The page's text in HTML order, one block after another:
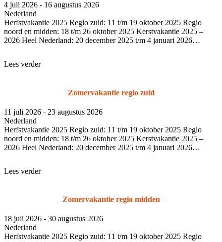
4 juli 2026 - 16 augustus 2026
Nederland
Herfstvakantie 2025 Regio zuid: 11 t/m 19 oktober 2025 Regio
noord en midden: 18 t/m 26 oktober 2025 Kerstvakantie 2025 –
2026 Heel Nederland: 20 december 2025 t/m 4 januari 2026
Lees verder
Zomervakantie regio zuid
11 juli 2026 - 23 augustus 2026
Nederland
Herfstvakantie 2025 Regio zuid: 11 t/m 19 oktober 2025 Regio
noord en midden: 18 t/m 26 oktober 2025 Kerstvakantie 2025 –
2026 Heel Nederland: 20 december 2025 t/m 4 januari 2026
Lees verder
Zomervakantie regio midden
18 juli 2026 - 30 augustus 2026
Nederland
Herfstvakantie 2025 Regio zuid: 11 t/m 19 oktober 2025 Regio